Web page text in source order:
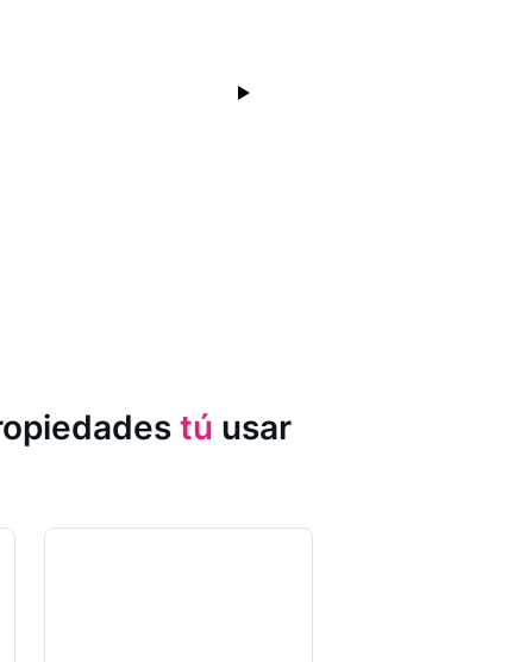
tú usar